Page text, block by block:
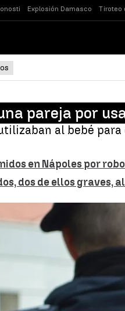
Explosión Damasco Tiroteo
pareja por
al bebé
en Nápoles por
dos de ellos graves,